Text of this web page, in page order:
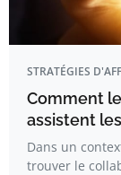
STRATÉGIES
Comment
assistent
Dans un
trouver le